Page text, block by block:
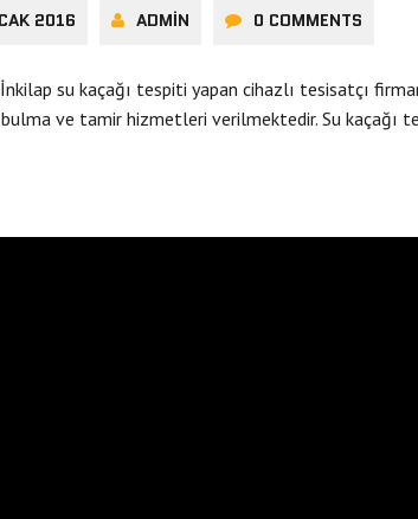
2016 ADMIN 0 COMMENTS
su kaçağı tespiti yapan cihazlı tesisatçı
bulma ve tamir hizmetleri verilmektedir. Su kaçağı